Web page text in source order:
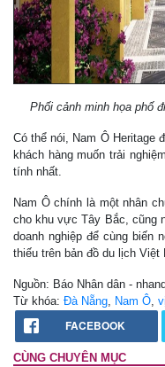
Phối cảnh minh họa phố
Có thể nói, Nam Ô Heritage
khách hàng muốn trải
tính nhất.
Nam Ô chính là một nhân
cho khu vực Tây Bắc, cũng
doanh nghiệp để cùng biến
thiếu trên bản đồ du lịch Việt
Nguồn: Báo Nhân dân -
Từ khóa: Đà Nẵng Nam Ô
FACEBOOK
CÙNG CHUYÊN MỤC